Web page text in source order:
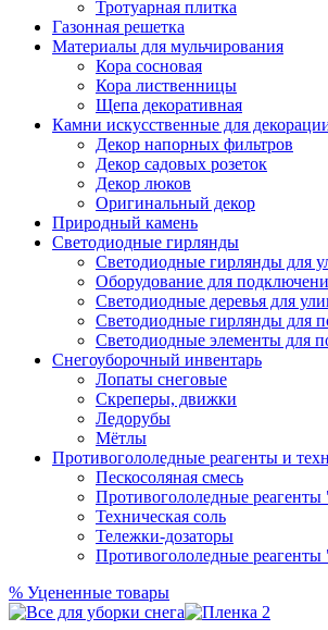
Тротуарная плитка
Газонная решетка
Материалы для мульчирования
Кора сосновая
Кора лиственницы
Щепа декоративная
Камни искусственные для
Декор напорных фильтров
Декор садовых розеток
Декор люков
Оригинальный декор
Природный камень
Светодиодные гирлянды
Светодиодные гирлянды для
Оборудование для
Светодиодные деревья для
Светодиодные гирлянды для
Светодиодные элементы для
Снегоуборочный инвентарь
Лопаты снеговые
Скреперы, движки
Ледорубы
Мётлы
Противогололедные реагенты и
Пескосоляная смесь
Противогололедные
Техническая соль
Тележки-дозаторы
Противогололедные
% Уцененные товары